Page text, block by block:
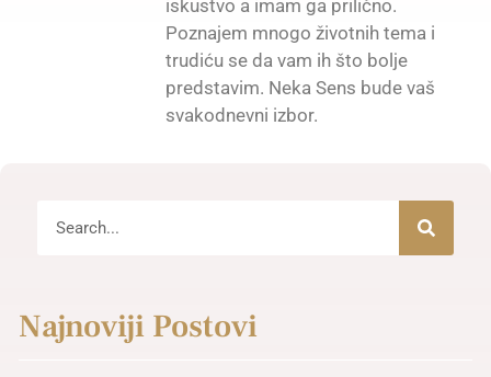
iskustvo a imam ga prilično.
Poznajem mnogo životnih tema i
trudiću se da vam ih što bolje
predstavim. Neka Sens bude vaš
svakodnevni izbor.
Najnoviji Postovi